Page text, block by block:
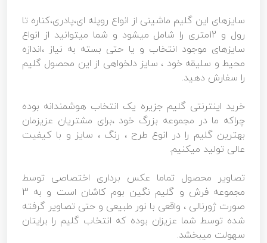
سایزهای این گلیم ماشینی از انواع روپله ای،پادری،کناره تا
رول و 12متری را شامل میشود و شما میتوانید از انواع
سایزهای موجود انتخاب و یا حتی بسته به نیاز ،اندازه
محیط و سلیقه خود ، سایز دلخواهی از این محصول گلیم
را سفارش دهید.
خرید اینترنتی گلیم جزیره یک انتخاب هوشمندانه بوده
چراکه ما در مجموعه بزرگ خود ،برای مشتریان عزیزمان
بهترین گلیم را در انوع طرح ، رنگ ، سایز و با کیفیت
عالی تولید میکنیم.
تصاویر محصول تماما عکس برداری اختصاصی توسط
مجموعه فرش و گلیم نگین بوم کاشان است و به 3
صورت ژورنالی ، واقعی با نور طبیعی و حتی تصاویر گرفته
شده توسط شما عزیزان بوده که انتخاب گلیم را برایتان
سهولت میبخشد.